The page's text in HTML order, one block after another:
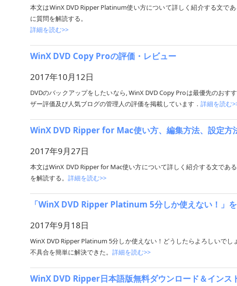
本文はWinX DVD Ripper Platinum使い方について詳しく紹介する文で
に質問を解読する。
詳細を読む>>
WinX DVD Copy Proの評価・レビュー
2017年10月12日
DVDのバックアップをしたいなら, WinX DVD Copy Proは最優先のお
ザー評価及び人気ブログの管理人の評価を掲載しています． 詳細を読む
WinX DVD Ripper for Mac使い方、編集方法、設定方
2017年9月27日
本文はWinX DVD Ripper for Mac使い方について詳しく紹介する文であ
を解読する。 詳細を読む>>
「WinX DVD Ripper Platinum 5分しか使えない！」
2017年9月18日
WinX DVD Ripper Platinum 5分しか使えない！どうしたらよろしいで
不具合を簡単に解決できた。 詳細を読む>>
WinX DVD Ripper日本語版無料ダウンロード＆インス